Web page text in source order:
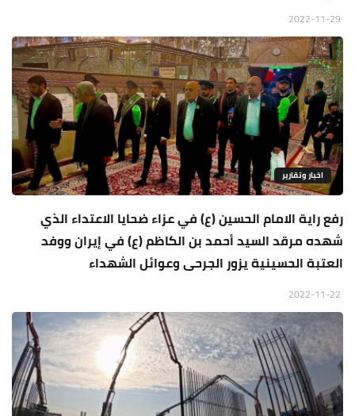
اخبار وتقارير
رفع راية الامام الحسين (ع) في عزاء ضحايا الاعتداء الذي
شهده مرقد السيد أحمد بن الكاظم (ع) في إيران ووفد
العتبة الحسينية يزور الجرحى وعوائل الشهداء